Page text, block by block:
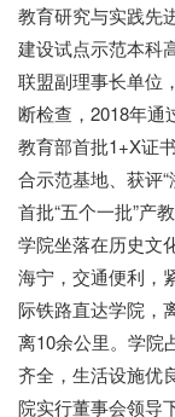
教育研究与实践先
建设试点示范本科
联盟副理事长单位
断检查，2018年通
教育部首批1+X证
合示范基地、获评
首批“五个一批”产
学院坐落在历史
海宁，交通便利，
际铁路直达学院，
离10余公里。学院
齐全，生活设施优
院实行董事会领导